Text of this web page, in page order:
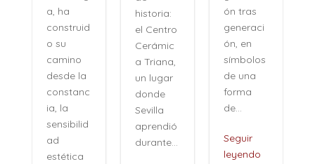
a, ha
construid
o su
camino
desde la
constanc
ia, la
sensibilid
ad
estética
historia:
el Centro
Cerámic
a Triana,
un lugar
donde
Sevilla
aprendió
durante...
ón tras
generaci
ón, en
símbolos
de una
forma
de...
Seguir
leyendo